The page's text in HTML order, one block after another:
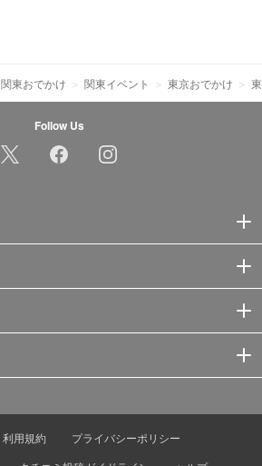
関東おでかけ 関東イベント 東京おでかけ
Follow Us
利用規約
プライバシーポリシー